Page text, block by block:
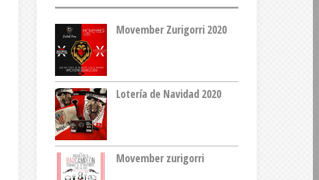
Movember Zurigorri 2020
Lotería de Navidad 2020
Movember zurigorri